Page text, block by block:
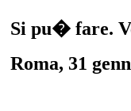
Si pu� fare.
Roma, 31